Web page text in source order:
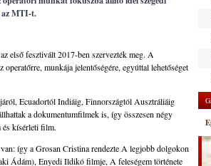
az MTI-t.
első fesztivált 2017-ben szervezték meg. A
munkája jelentőségére, egyúttal lehetőséget
Ecuadortól Indiáig, Finnországtól Ausztráliáig
a dokumentumfilmek is, így összesen négy
és kísérleti film.
így a Grosan Cristina rendezte A legjobb dolgokon
Ádám), Enyedi Ildikó filmje, A feleségem története